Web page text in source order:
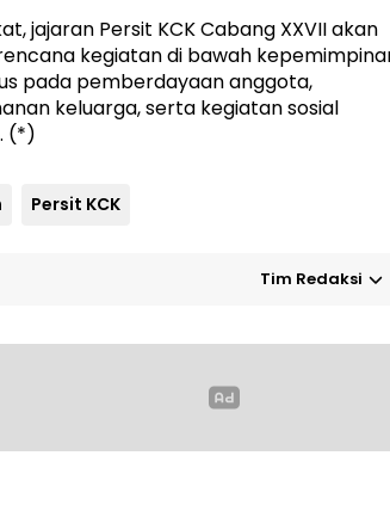
jajaran Persit KCK Cabang XXVII akan
kegiatan di bawah
pada pemberdayaan anggota,
keluarga, serta kegiatan sosial
(*)
Persit KCK
Tim Redaksi